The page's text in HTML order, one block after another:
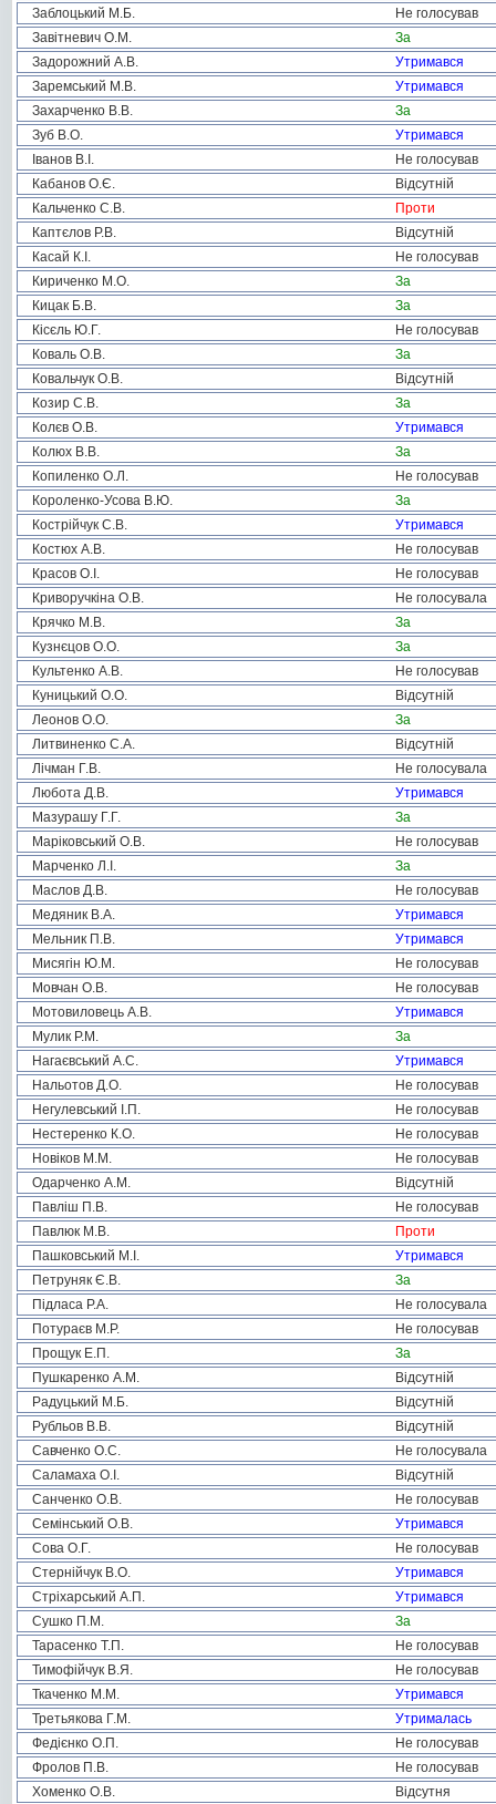
Заблоцький М.Б.
Не голосував
Завітневич О.М.
За
Задорожний А.В.
Утримався
Заремський М.В.
Утримався
Захарченко В.В.
За
Зуб В.О.
Утримався
Іванов В.І.
Не голосував
Кабанов О.Є.
Відсутній
Кальченко С.В.
Проти
Каптєлов Р.В.
Відсутній
Касай К.І.
Не голосував
Кириченко М.О.
За
Кицак Б.В.
За
Кісєль Ю.Г.
Не голосував
Коваль О.В.
За
Ковальчук О.В.
Відсутній
Козир С.В.
За
Колєв О.В.
Утримався
Колюх В.В.
За
Копиленко О.Л.
Не голосував
Короленко-Усова В.Ю.
За
Кострійчук С.В.
Утримався
Костюх А.В.
Не голосував
Красов О.І.
Не голосував
Криворучкіна О.В.
Не голосувала
Крячко М.В.
За
Кузнєцов О.О.
За
Культенко А.В.
Не голосував
Куницький О.О.
Відсутній
Леонов О.О.
За
Литвиненко С.А.
Відсутній
Лічман Г.В.
Не голосувала
Любота Д.В.
Утримався
Мазурашу Г.Г.
За
Маріковський О.В.
Не голосував
Марченко Л.І.
За
Маслов Д.В.
Не голосував
Медяник В.А.
Утримався
Мельник П.В.
Утримався
Мисягін Ю.М.
Не голосував
Мовчан О.В.
Не голосував
Мотовиловець А.В.
Утримався
Мулик Р.М.
За
Нагаєвський А.С.
Утримався
Нальотов Д.О.
Не голосував
Негулевський І.П.
Не голосував
Нестеренко К.О.
Не голосував
Новіков М.М.
Не голосував
Одарченко А.М.
Відсутній
Павліш П.В.
Не голосував
Павлюк М.В.
Проти
Пашковський М.І.
Утримався
Петруняк Є.В.
За
Підласа Р.А.
Не голосувала
Потураєв М.Р.
Не голосував
Прощук Е.П.
За
Пушкаренко А.М.
Відсутній
Радуцький М.Б.
Відсутній
Рубльов В.В.
Відсутній
Савченко О.С.
Не голосувала
Саламаха О.І.
Відсутній
Санченко О.В.
Не голосував
Семінський О.В.
Утримався
Сова О.Г.
Не голосував
Стернійчук В.О.
Утримався
Стріхарський А.П.
Утримався
Сушко П.М.
За
Тарасенко Т.П.
Не голосував
Тимофійчук В.Я.
Не голосував
Ткаченко М.М.
Утримався
Третьякова Г.М.
Утрималась
Федієнко О.П.
Не голосував
Фролов П.В.
Не голосував
Хоменко О.В.
Відсутня